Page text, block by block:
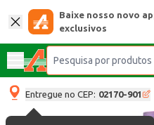
Baixe nosso novo
exclusivos
Entregue no CEP: 02170-901